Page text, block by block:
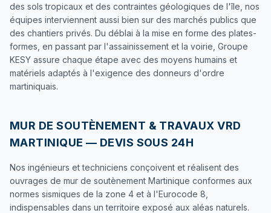
des sols tropicaux et des contraintes géologiques de l'île, nos
équipes interviennent aussi bien sur des marchés publics que
des chantiers privés. Du déblai à la mise en forme des plates-
formes, en passant par l'assainissement et la voirie, Groupe
KESY assure chaque étape avec des moyens humains et
matériels adaptés à l'exigence des donneurs d'ordre
martiniquais.
MUR DE SOUTÈNEMENT & TRAVAUX VRD
MARTINIQUE — DEVIS SOUS 24H
Nos ingénieurs et techniciens conçoivent et réalisent des
ouvrages de mur de soutènement Martinique conformes aux
normes sismiques de la zone 4 et à l'Eurocode 8,
indispensables dans un territoire exposé aux aléas naturels.